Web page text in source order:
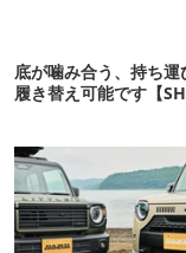
底が噛み合う、持ち
履き替え可能です【